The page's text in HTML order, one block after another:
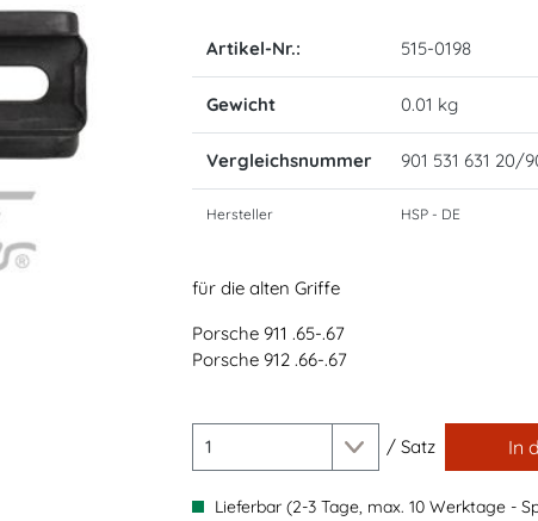
Artikel-Nr.: 515-0198
Gewicht 0.01 kg
Vergleichsnummer 901 531 631 20/
Hersteller HSP - DE
für die alten Griffe
Porsche 911 .65-.67
Porsche 912 .66-.67
/ Satz In
Lieferbar (2-3 Tage, max. 10 Werktage -